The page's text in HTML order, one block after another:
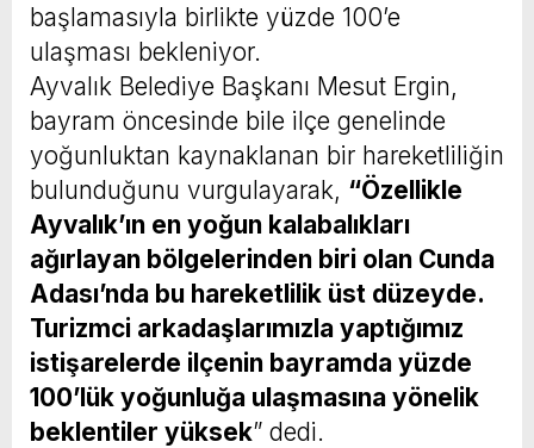
başlamasıyla birlikte yüzde 100’e
ulaşması bekleniyor.
Ayvalık Belediye Başkanı Mesut Ergin,
bayram öncesinde bile ilçe genelinde
yoğunluktan kaynaklanan bir hareketliliğin
bulunduğunu vurgulayarak, “Özellikle
Ayvalık’ın en yoğun kalabalıkları
ağırlayan bölgelerinden biri olan Cunda
Adası’nda bu hareketlilik üst düzeyde.
Turizmci arkadaşlarımızla yaptığımız
istişarelerde ilçenin bayramda yüzde
100’lük yoğunluğa ulaşmasına yönelik
beklentiler yüksek” dedi.